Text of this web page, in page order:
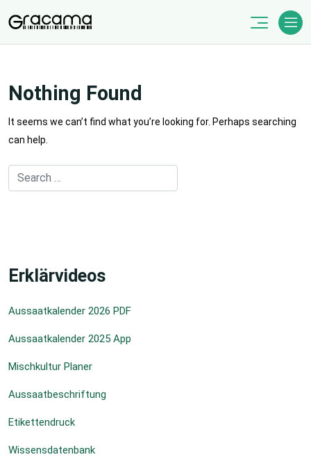
to
content
Nothing Found
It seems we can’t find what you’re looking for. Perhaps searching
can help.
Erklärvideos
Aussaatkalender 2026 PDF
Aussaatkalender 2025 App
Mischkultur Planer
Aussaatbeschriftung
Etikettendruck
Wissensdatenbank